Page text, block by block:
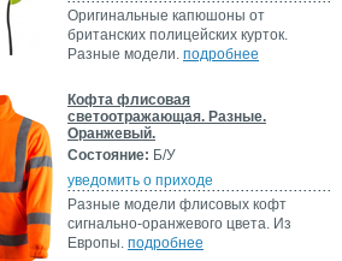
Оригинальные капюшоны от
британских полицейских курток.
Разные модели. подробнее
Кофта флисовая
светоотражающая. Разные.
Оранжевый.
Состояние: Б/У
уведомить о приходе
Разные модели флисовых кофт
сигнально-оранжевого цвета. Из
Европы. подробнее